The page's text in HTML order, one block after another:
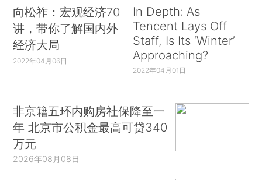
向松祚：宏观经济70
讲，带你了解国内外
经济大局
2022年04月06日
In Depth: As
Tencent Lays Off
Staff, Is Its ‘Winter’
Approaching?
2022年04月01日
非京籍五环内购房社保降至一
年 北京市公积金最高可贷340
万元
2026年08月08日